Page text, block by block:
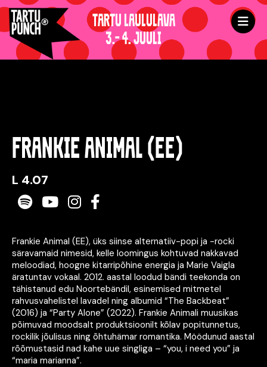
TARTU LAULULAVA
3.- 4. JUULI
FRANKIE ANIMAL (EE)
L 4.07
SpotifyYoutubeInstagram
Frankie Animal (EE), üks siinse alternatiiv-popi ja -rocki
säravamaid nimesid, kelle loomingus kohtuvad nakkavad
meloodiad, hoogne kitarripõhine energia ja Marie Vaigla
äratuntav vokaal. 2012. aastal loodud bändi teekonda on
tähistanud edu Noortebändil, esinemised mitmetel
rahvusvahelistel lavadel ning albumid “The Backbeat”
(2016) ja “Party Alone” (2022). Frankie Animali muusikas
põimuvad moodsalt produktsioonilt kõlav popitunnetus,
rockilik jõulisus ning õhtuhämar romantika. Möödunud aastal
rõõmustasid nad kahe uue singliga – “you, i need you” ja
“maria marianna”.